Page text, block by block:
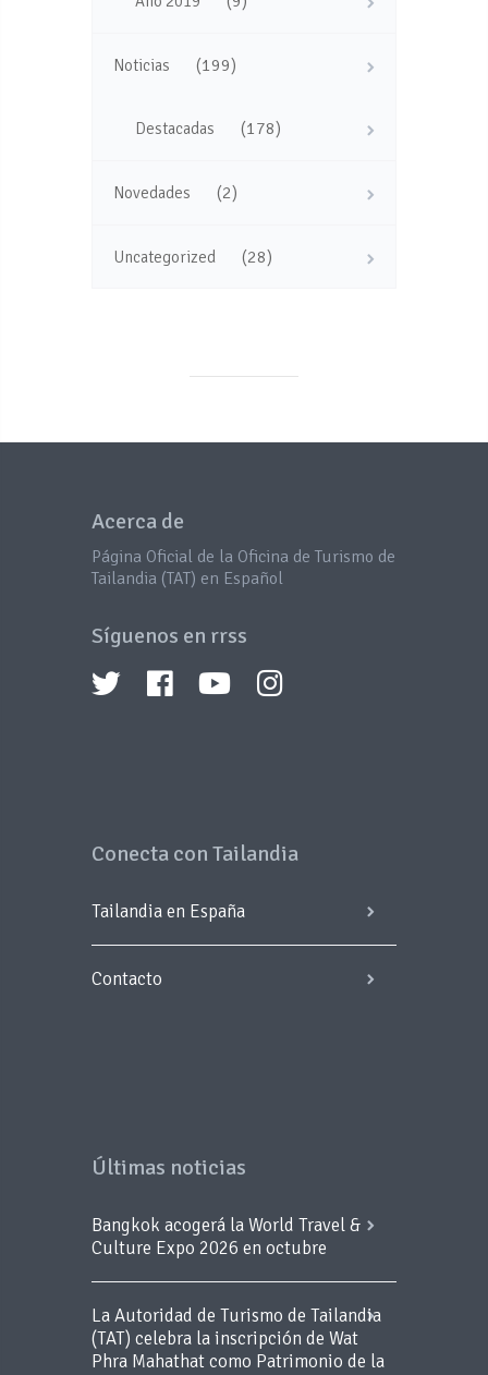
Noticias (199)
Destacadas (178)
Novedades (2)
Uncategorized (28)
Acerca de
Página Oficial de la Oficina de Turismo de
Tailandia (TAT) en Español
Síguenos en rrss
Conecta con Tailandia
Tailandia en España
Contacto
Últimas noticias
Bangkok acogerá la World Travel &
Culture Expo 2026 en octubre
La Autoridad de Turismo de Tailandia
(TAT) celebra la inscripción de Wat
Phra Mahathat como Patrimonio de la